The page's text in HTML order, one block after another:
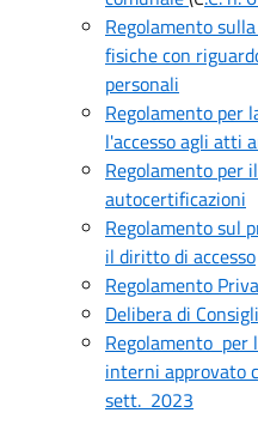
Regolamento
fisiche con
personali
Regolamento per
l'accesso agli atti
Regolamento per
autocertificazioni
Regolamento sul
il diritto di accesso
Regolamento
Delibera di
Regolamento per
interni approvato
sett. 2023